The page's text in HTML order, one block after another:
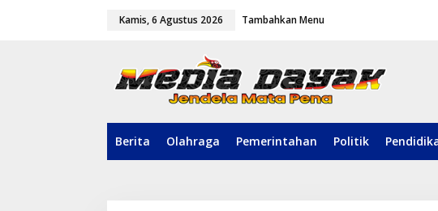
Kamis, 6 Agustus 2026 Tambahkan Menu
Berita Olahraga Pemerintahan Politik